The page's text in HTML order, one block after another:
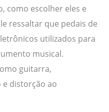
como escolher eles e
ressaltar que pedais de
utilizados para
musical.
guitarra,
distorção ao